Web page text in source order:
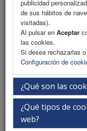
publicidad
de sus hábitos de
visitadas).
Al pulsar en Aceptar
las cookies.
Si desea rechazarlas
Configuración de
¿Qué son las
¿Qué tipos de
web?
Programa científico
Programa científico
Cronograma Programa
Plantilla
Talleres
Acreditaciones Científicas